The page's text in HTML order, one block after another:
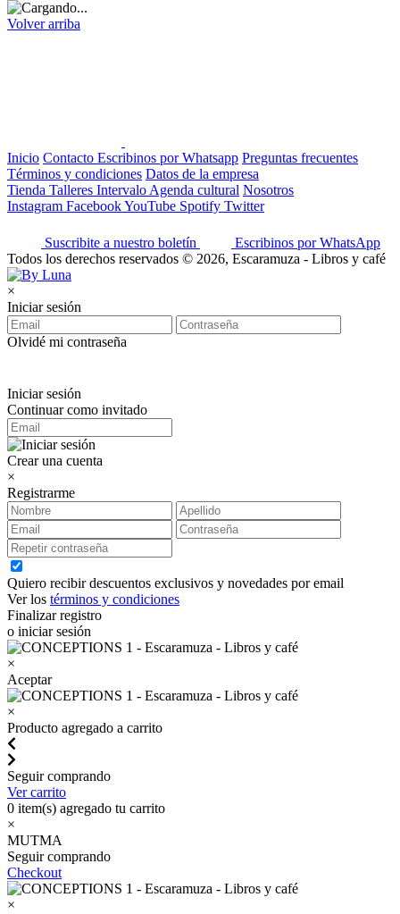
Volver arriba
Inicio Contacto Escribinos por Whatsapp Preguntas frecuentes
Términos y condiciones Datos de la empresa
Tienda Talleres Intervalo Agenda cultural Nosotros
Instagram FacebookYouTube Spotify Twitter
Suscribite a nuestro boletín
Escribinos por WhatsApp
Todos los derechos reservados © 2026, Escaramuza - Libros y café
×
Iniciar sesión
Olvidé mi contraseña
Iniciar sesión
Continuar como invitado
Crear una cuenta
×
Registrarme
Quiero recibir descuentos exclusivos y novedades por email
Ver los términos y condiciones
Finalizar registro
o iniciar sesión
×
Aceptar
×
Producto agregado a carrito
Seguir comprando
Ver carrito
0 item(s) agregado tu carrito
×
MUTMA
Seguir comprando
Checkout
×